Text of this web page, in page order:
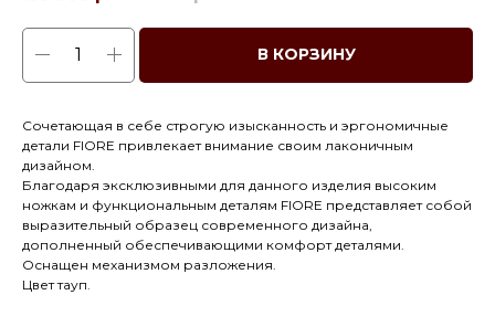
В КОРЗИНУ
Сочетающая в себе строгую изысканность и эргономичные
детали FIORE привлекает внимание своим лаконичным
дизайном.
Благодаря эксклюзивными для данного изделия высоким
ножкам и функциональным деталям FIORE представляет собой
выразительный образец современного дизайна,
дополненный обеспечивающими комфорт деталями.
Оснащен механизмом разложения.
Цвет тауп.